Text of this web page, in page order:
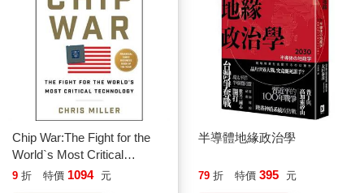
Chip War:The Fight for the
World`s Most Critical
Technology
9 折 特價 1094 元
半導體地緣政治學
79 折 特價 395 元